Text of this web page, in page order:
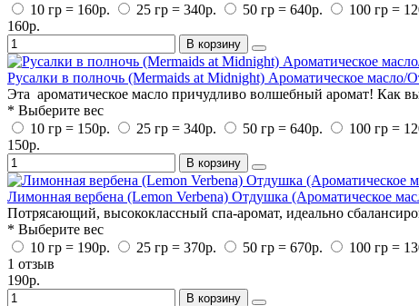
10 гр = 160р.
25 гр = 340р. 50 гр = 640р. 100 гр =
160р.
В корзину
Русалки в полночь (Mermaids at Midnight) Ароматическое масло/
Эта ароматическое масло причудливо волшебный аромат! Как вы
* Выберите вес
10 гр = 150р.
25 гр = 340р. 50 гр = 640р.
100 гр =
150р.
В корзину
Лимонная вербена (Lemon Verbena) Отдушка (Ароматическое
Потрясающий, высококлассный спа-аромат, идеально
* Выберите вес
10 гр = 190р.
25 гр = 370р. 50 гр = 670р.
100 гр =
1 отзыв
190р.
В корзину